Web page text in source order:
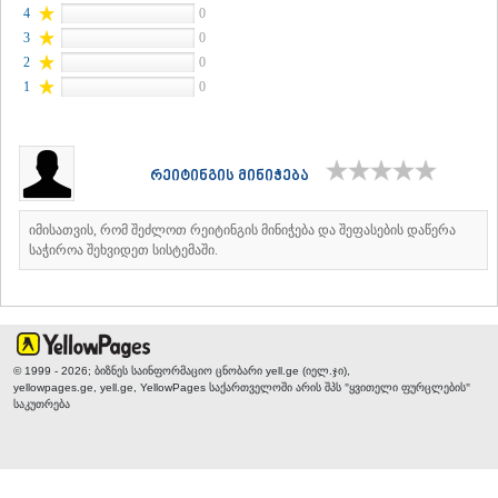
ᲐᲓᲘᲒᲔᲜᲘ
ᲐᲡᲞᲘᲜᲫᲐ
ᲐᲮᲐᲚᲥᲐᲚᲐᲥᲘ
ᲐᲮᲐᲚᲪᲘᲮᲔ
ᲐᲑᲐᲡᲗᲣᲛᲐᲜᲘ
ᲑᲐᲙᲣᲠᲘᲐᲜᲘ
ᲕᲐᲚᲔ
ᲥᲕᲔᲛᲝ ᲥᲐᲠᲗᲚᲘ
ᲑᲝᲚᲜᲘᲡᲘ
ᲒᲐᲠᲓᲐᲑᲐᲜᲘ
ᲛᲐᲠᲜᲔᲣᲚᲘ
ᲠᲣᲡᲗᲐᲕᲘ
ᲨᲘᲓᲐ ᲥᲐᲠᲗᲚᲘ
4
0
3
0
2
0
1
0
რეიტინგის მინიჭება
იმისათვის, რომ შეძლოთ რეიტინგის მინიჭება და შეფასების დაწერა
საჭიროა შეხვიდეთ სისტემაში.
© 1999 - 2026; ბიზნეს საინფორმაციო ცნობარი yell.ge (იელ.ჯი),
yellowpages.ge, yell.ge, YellowPages საქართველოში არის შპს "ყვითელი ფურცლების"
საკუთრება